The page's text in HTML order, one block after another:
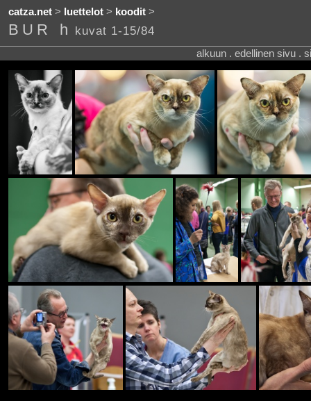
catza.net> luettelot> koodit>
BUR h kuvat 1-15/84
alkuun . edellinen sivu .